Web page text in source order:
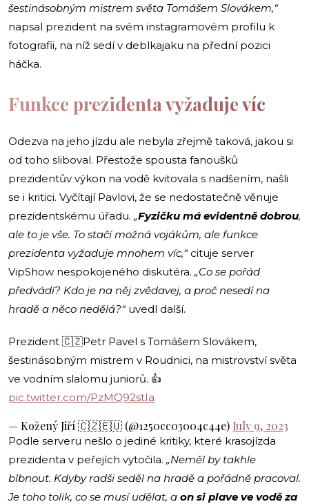
šestinásobným mistrem světa Tomášem Slovákem,“
napsal prezident na svém instagramovém profilu k
fotografii, na níž sedí v deblkajaku na přední pozici
háčka.
Funkce prezidenta vyžaduje víc
Odezva na jeho jízdu ale nebyla zřejmě taková, jakou si
od toho sliboval. Přestože spousta fanoušků
prezidentův výkon na vodě kvitovala s nadšením, našli
se i kritici. Vyčítají Pavlovi, že se nedostatečně věnuje
prezidentskému úřadu. „Fyzičku má evidentně dobrou,
ale to je vše. To stačí možná vojákům, ale funkce
prezidenta vyžaduje mnohem víc,“ cituje server
VipShow nespokojeného diskutéra. „Co se pořád
předvádí? Kdo je na něj zvědavej, a proč nesedí na
hradě a něco nedělá?“ uvedl další.
Prezident 🇨🇿Petr Pavel s Tomášem Slovákem,
šestinásobným mistrem v Roudnici, na mistrovství světa
ve vodním slalomu juniorů. 👍
pic.twitter.com/PzMQ92stIa
— Kožený Jiří 🇨🇿🇪🇺 (@1250cc03004c44e) July 9, 2023
Podle serveru nešlo o jediné kritiky, které krasojízda
prezidenta v peřejích vytočila. „Neměl by takhle
blbnout. Kdyby radši seděl na hradě a pořádně pracoval.
Je toho tolik, co se musí udělat, a on si plave ve vodě za